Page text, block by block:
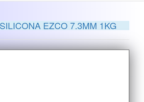
EZCO 7.3MM 1KG